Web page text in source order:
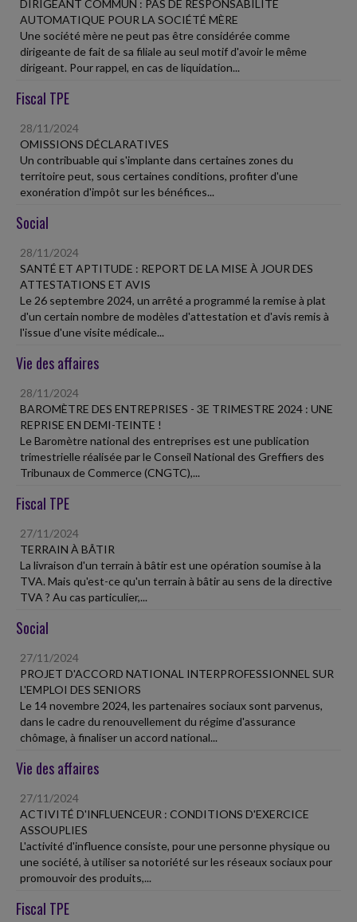
DIRIGEANT COMMUN : PAS DE RESPONSABILITÉ
AUTOMATIQUE POUR LA SOCIÉTÉ MÈRE
Une société mère ne peut pas être considérée comme
dirigeante de fait de sa filiale au seul motif d'avoir le même
dirigeant. Pour rappel, en cas de liquidation...
Fiscal TPE
28/11/2024
OMISSIONS DÉCLARATIVES
Un contribuable qui s'implante dans certaines zones du
territoire peut, sous certaines conditions, profiter d'une
exonération d'impôt sur les bénéfices...
Social
28/11/2024
SANTÉ ET APTITUDE : REPORT DE LA MISE À JOUR DES
ATTESTATIONS ET AVIS
Le 26 septembre 2024, un arrêté a programmé la remise à plat
d'un certain nombre de modèles d'attestation et d'avis remis à
l'issue d'une visite médicale...
Vie des affaires
28/11/2024
BAROMÈTRE DES ENTREPRISES - 3E TRIMESTRE 2024 : UNE
REPRISE EN DEMI-TEINTE !
Le Baromètre national des entreprises est une publication
trimestrielle réalisée par le Conseil National des Greffiers des
Tribunaux de Commerce (CNGTC),...
Fiscal TPE
27/11/2024
TERRAIN À BÂTIR
La livraison d'un terrain à bâtir est une opération soumise à la
TVA. Mais qu'est-ce qu'un terrain à bâtir au sens de la directive
TVA ? Au cas particulier,...
Social
27/11/2024
PROJET D'ACCORD NATIONAL INTERPROFESSIONNEL SUR
L'EMPLOI DES SENIORS
Le 14 novembre 2024, les partenaires sociaux sont parvenus,
dans le cadre du renouvellement du régime d'assurance
chômage, à finaliser un accord national...
Vie des affaires
27/11/2024
ACTIVITÉ D'INFLUENCEUR : CONDITIONS D'EXERCICE
ASSOUPLIES
L'activité d'influence consiste, pour une personne physique ou
une société, à utiliser sa notoriété sur les réseaux sociaux pour
promouvoir des produits,...
Fiscal TPE